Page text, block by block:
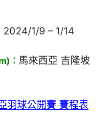
2024/1/9 – 1/14
： 馬來西亞 吉隆坡
羽球公開賽 賽程表